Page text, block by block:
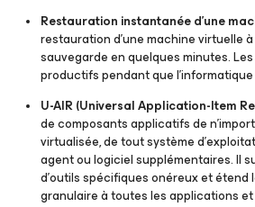
Restauration instantanée d’une
restauration d’une machine virtuelle
sauvegarde en quelques minutes.
productifs pendant que
U-AIR(Universal Application-Item
de composants applicatifs de
virtualisée, de tout système
agent ou logiciel supplémentaires. Il
d’outils spécifiques onéreux et étend
granulaire à toutes les applications